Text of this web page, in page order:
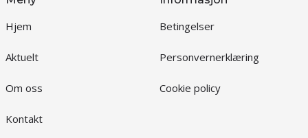
Hjem
Aktuelt
Om oss
Kontakt
Betingelser
Personvernerklæring
Cookie policy